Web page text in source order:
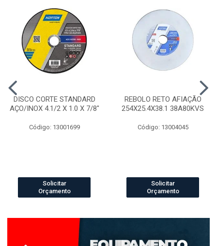
DISCO CORTE STANDARD
AÇO/INOX 4.1/2 X 1.0 X 7/8"
Código: 13001699
Solicitar
Orçamento
REBOLO RETO AFIAÇÃO
254X25.4X38.1 38A80KVS
Código: 13004045
Solicitar
Orçamento